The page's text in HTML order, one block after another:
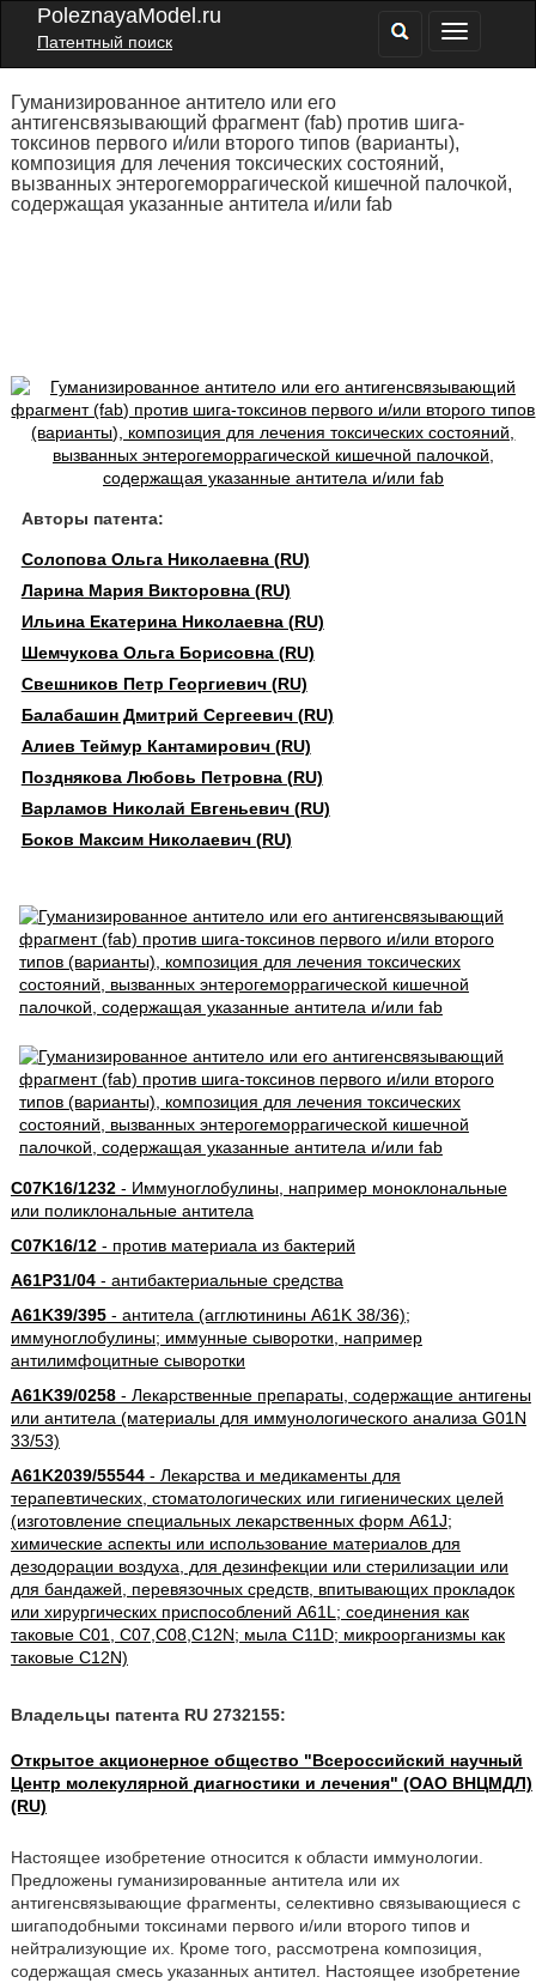
PoleznayaModel.ru
Патентный поиск
Гуманизированное антитело или его
антигенсвязывающий фрагмент (fab) против шига-
токсинов первого и/или второго типов (варианты),
композиция для лечения токсических состояний,
вызванных энтерогеморрагической кишечной палочкой,
содержащая указанные антитела и/или fab
Авторы патента:
Солопова Ольга Николаевна (RU)
Ларина Мария Викторовна (RU)
Ильина Екатерина Николаевна (RU)
Шемчукова Ольга Борисовна (RU)
Свешников Петр Георгиевич (RU)
Балабашин Дмитрий Сергеевич (RU)
Алиев Теймур Кантамирович (RU)
Позднякова Любовь Петровна (RU)
Варламов Николай Евгеньевич (RU)
Боков Максим Николаевич (RU)
C07K16/1232- Иммуноглобулины, например моноклональные
или поликлональные антитела
C07K16/12- против материала из бактерий
A61P31/04- антибактериальные средства
A61K39/395- антитела (агглютинины A61K 38/36);
иммуноглобулины; иммунные сыворотки, например
антилимфоцитные сыворотки
A61K39/0258- Лекарственные препараты, содержащие антигены
или антитела (материалы для иммунологического анализа G01N
33/53)
A61K2039/55544- Лекарства и медикаменты для
терапевтических, стоматологических или гигиенических целей
(изготовление специальных лекарственных форм A61J;
химические аспекты или использование материалов для
дезодорации воздуха, для дезинфекции или стерилизации или
для бандажей, перевязочных средств, впитывающих прокладок
или хирургических приспособлений A61L; соединения как
таковые C01, C07,C08,C12N; мыла C11D; микроорганизмы как
таковые C12N)
Владельцы патента RU 2732155:
Открытое акционерное общество "Всероссийский научный
Центр молекулярной диагностики и лечения" (ОАО ВНЦМДЛ)
(RU)
Настоящее изобретение относится к области иммунологии.
Предложены гуманизированные антитела или их
антигенсвязывающие фрагменты, селективно связывающиеся с
шигаподобными токсинами первого и/или второго типов и
нейтрализующие их. Кроме того, рассмотрена композиция,
содержащая смесь указанных антител. Настоящее изобретение